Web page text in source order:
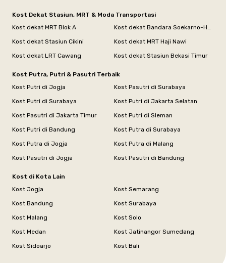
Kost Dekat Stasiun, MRT & Moda Transportasi
Kost dekat MRT Blok A
Kost dekat Bandara Soekarno-Hatta
Kost dekat Stasiun Cikini
Kost dekat MRT Haji Nawi
Kost dekat LRT Cawang
Kost dekat Stasiun Bekasi Timur
Kost Putra, Putri & Pasutri Terbaik
Kost Putri di Jogja
Kost Pasutri di Surabaya
Kost Putri di Surabaya
Kost Putri di Jakarta Selatan
Kost Pasutri di Jakarta Timur
Kost Putri di Sleman
Kost Putri di Bandung
Kost Putra di Surabaya
Kost Putra di Jogja
Kost Putra di Malang
Kost Pasutri di Jogja
Kost Pasutri di Bandung
Kost di Kota Lain
Kost Jogja
Kost Semarang
Kost Bandung
Kost Surabaya
Kost Malang
Kost Solo
Kost Medan
Kost Jatinangor Sumedang
Kost Sidoarjo
Kost Bali